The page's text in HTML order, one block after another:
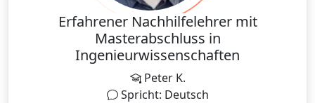
Erfahrener Nachhilfelehrer mit
Masterabschluss in
Ingenieurwissenschaften
Peter K.
Spricht: Deutsch